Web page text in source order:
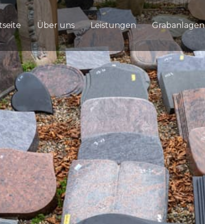
Über uns Leistungen Grabanlagen